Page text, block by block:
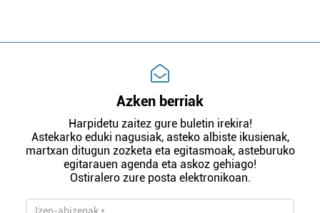
Azken berriak
Harpidetu zaitez gure buletin irekira!
Astekarko eduki nagusiak, asteko albiste ikusienak,
martxan ditugun zozketa eta egitasmoak, asteburuko
egitarauen agenda eta askoz gehiago!
Ostiralero zure posta elektronikoan.